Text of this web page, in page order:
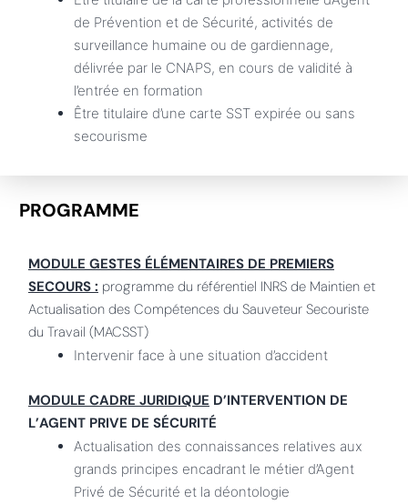
de Prévention et de Sécurité, activités de
surveillance humaine ou de gardiennage,
délivrée par le CNAPS, en cours de validité à
l’entrée en formation
Être titulaire d’une carte SST expirée ou sans
secourisme
PROGRAMME
MODULE GESTES ÉLÉMENTAIRES DE PREMIERS
SECOURS : programme du référentiel INRS de Maintien et
Actualisation des Compétences du Sauveteur Secouriste
du Travail (MACSST)
Intervenir face à une situation d’accident
MODULE CADRE JURIDIQUE D’INTERVENTION DE
L’AGENT PRIVE DE SÉCURITÉ
Actualisation des connaissances relatives aux
grands principes encadrant le métier d’Agent
Privé de Sécurité et la déontologie